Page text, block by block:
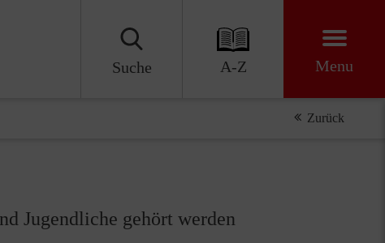
Suche A-Z Menu
Zurück
Jugendliche gehört werden